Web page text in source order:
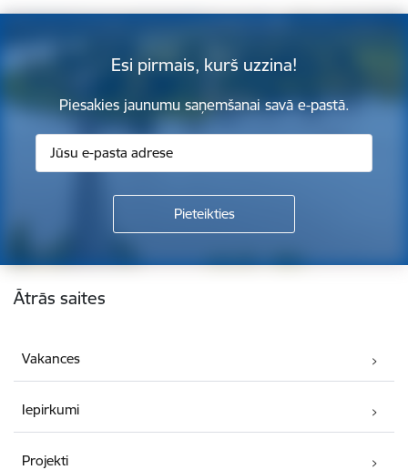
Esi pirmais, kurš uzzina!
Piesakies jaunumu saņemšanai savā e-pastā.
Kājene
Ātrās saites
Vakances
Iepirkumi
Projekti